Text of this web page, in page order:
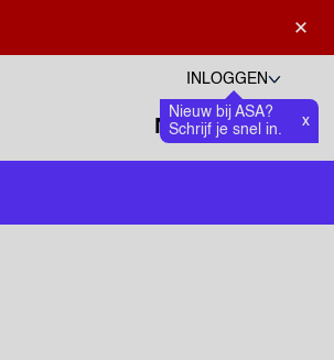
×
INLOGGEN
Nieuw bij ASA?
Schrijf je snel in.
x
Talen
Zoeken openen
0